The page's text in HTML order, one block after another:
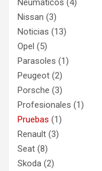
Neumaticos (4)
Nissan (3)
Noticias (13)
Opel (5)
Parasoles (1)
Peugeot (2)
Porsche (3)
Profesionales (1)
Pruebas (1)
Renault (3)
Seat (8)
Skoda (2)